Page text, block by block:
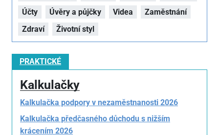
Účty
Úvěry a půjčky Videa
Zaměstnání
Zdraví
Životní styl
PRAKTICKÉ
Kalkulačky
Kalkulačka podpory v nezaměstnanosti 2026
Kalkulačka předčasného důchodu s nižším
krácením 2026